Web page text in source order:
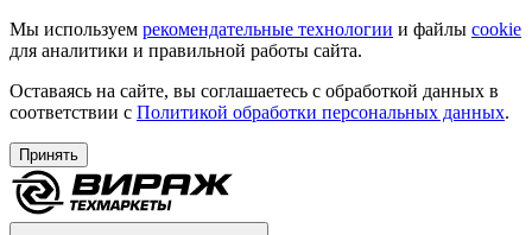
Мы используем рекомендательные технологии и файлы cookie
для аналитики и правильной работы сайта.
Оставаясь на сайте, вы соглашаетесь с обработкой данных в
соответствии с Политикой обработки персональных данных.
Принять